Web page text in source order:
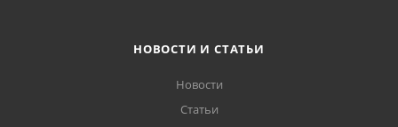
НОВОСТИ И СТАТЬИ
Новости
Статьи